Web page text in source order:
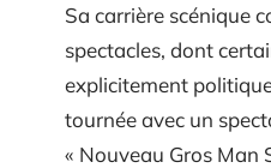
Sa carrière scénique
spectacles, dont
explicitement
tournée avec un
« Nouveau Gros Man